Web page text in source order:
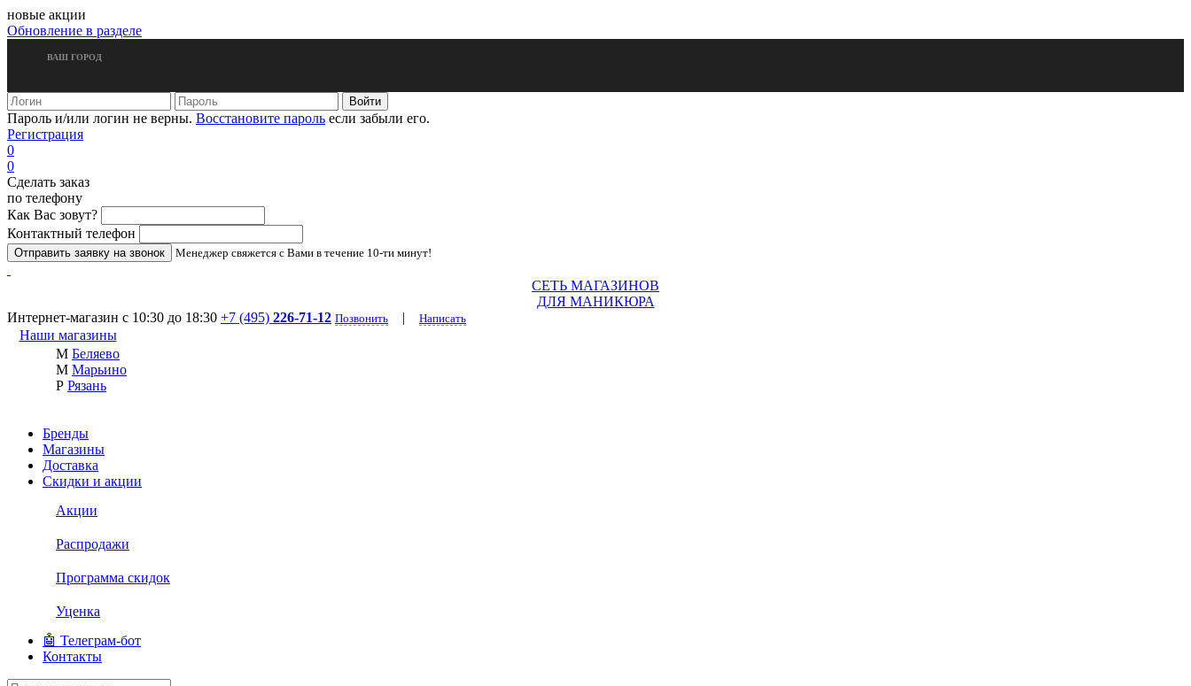
новые акции
Обновление в разделе
ВАШ ГОРОД
Пароль и/или логин не верны. Восстановите пароль если забыли его.
Регистрация
0
0
Сделать заказ
по телефону
Как Вас зовут?
Контактный телефон
Менеджер свяжется с Вами в течение 10-ти минут!
СЕТЬ МАГАЗИНОВ
ДЛЯ МАНИКЮРА
Интернет-магазин с 10:30 до 18:30 +7 (495) 226-71-12 Позвонить | Написать
Наши магазины
М Беляево
М Марьино
Р Рязань
Бренды
Магазины
Доставка
Скидки и акции
Акции
Распродажи
Программа скидок
Уценка
🤖 Телеграм-бот
Контакты